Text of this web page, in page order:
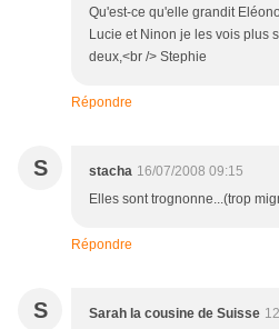
Qu'est-ce qu'elle grandit
Lucie et Ninon je les vois plus
deux,<br /> Stephie
Répondre
S stacha 16/07/2008 09:15
Elles sont trognonne...(trop
Répondre
S Sarah la cousine de Suisse